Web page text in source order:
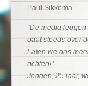
Paul Sikkema
“De media
gaat steeds over
Laten we ons
richten!”
Jongen, 25 jaar,